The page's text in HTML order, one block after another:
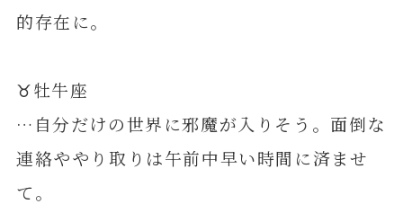
的存在に。
♉️牡牛座
…自分だけの世界に邪魔が入りそう。面倒な
連絡ややり取りは午前中早い時間に済ませ
て。